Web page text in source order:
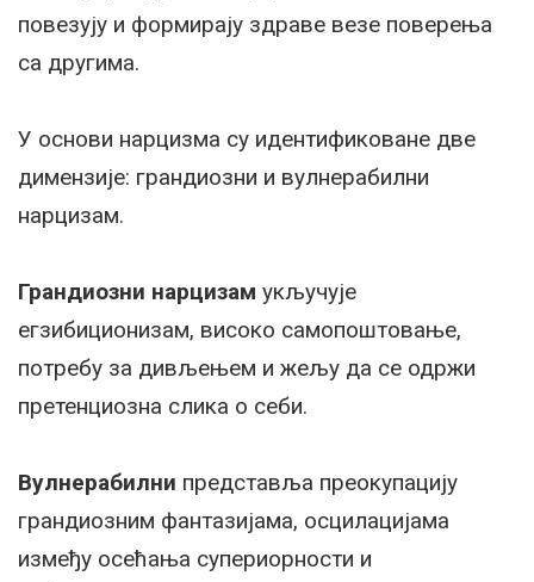
повезују и формирају здраве везе поверења
са другима.
У основи нарцизма су идентификоване две
димензије: грандиозни и вулнерабилни
нарцизам.
Грандиозни нарцизам укључује
егзибиционизам, високо самопоштовање,
потребу за дивљењем и жељу да се одржи
претенциозна слика о себи.
Вулнерабилни представља преокупацију
грандиозним фантазијама, осцилацијама
између осећања супериорности и